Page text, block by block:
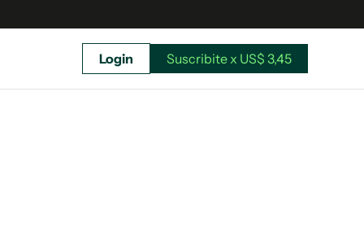
Login Suscribite x US$ 3,45